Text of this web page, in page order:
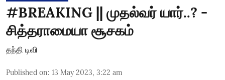
#BREAKING || முதல்வர் யார்..? -
சித்தராமையா சூசகம்
தந்தி டிவி
Published on: 13 May 2023, 3:22 am